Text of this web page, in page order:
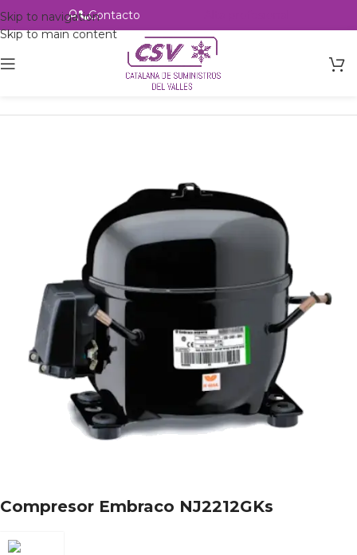
Skip to navigation
Skip to main content
Contacto
Refrigeración Compresores
Compresor Embraco NJ2212GKs